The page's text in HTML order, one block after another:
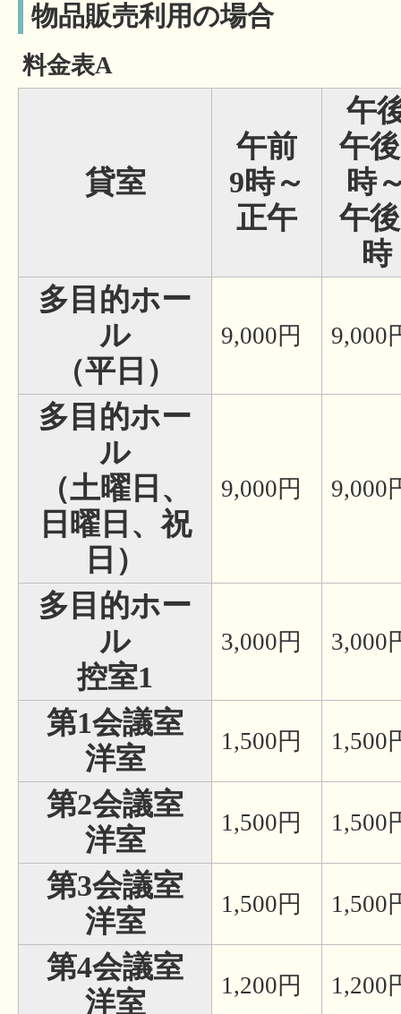
物品販売利用の場合
料金表A
貸室
午前
9時～
正午
午
午
時
午
時
多目的ホー
ル
（平日）
9,000円 9,000
多目的ホー
ル
（土曜日、
日曜日、祝
日）
9,000円 9,000
多目的ホー
ル
控室1
3,000円 3,000
第1会議室
洋室
1,500円 1,500
第2会議室
洋室
1,500円 1,500
第3会議室
洋室
1,500円 1,500
第4会議室
洋室
1,200円 1,200